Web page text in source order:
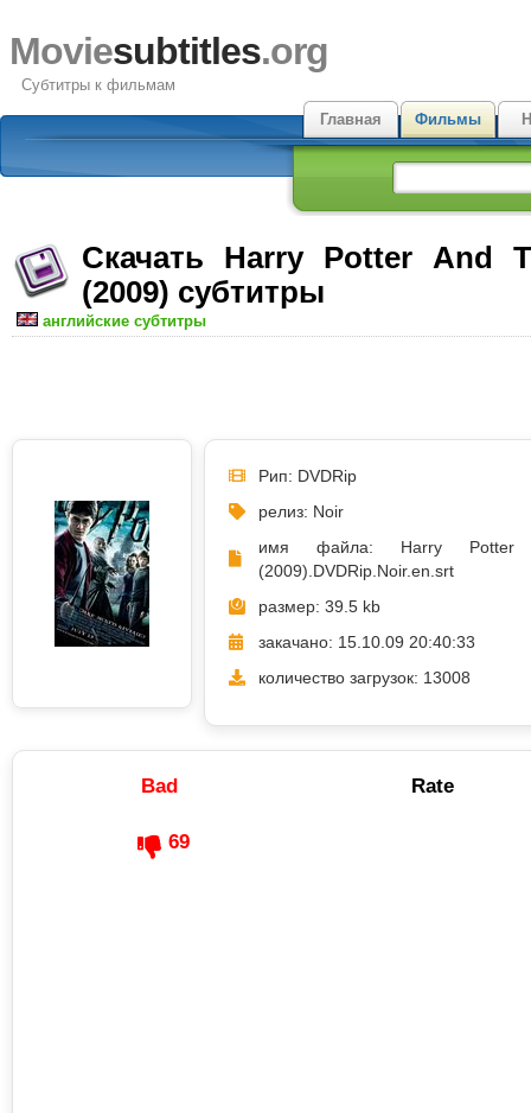
Moviesubtitles.org
Субтитры к фильмам
Главная
Фильмы
Скачать Harry Potter And
(2009) субтитры
английские субтитры
Рип: DVDRip
релиз: Noir
имя файла: Harry
(2009).DVDRip.Noir.en.srt
размер: 39.5 kb
закачано: 15.10.09 20:40:33
количество загрузок: 13008
Bad Rate
69